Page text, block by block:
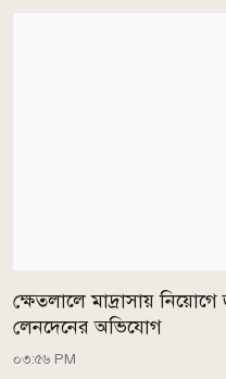
ক্ষেতলালে মাদ্রাসায়
লেনদেনের অভিযোগ
০৩:৫৬ PM